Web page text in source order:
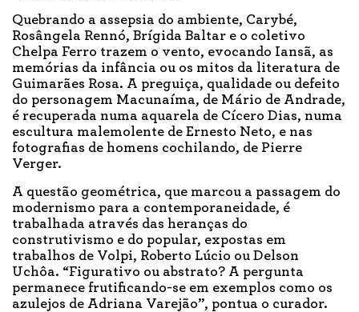
Quebrando a assepsia do ambiente, Carybé,
Rosângela Rennó, Brígida Baltar e o coletivo
Chelpa Ferro trazem o vento, evocando Iansã, as
memórias da infância ou os mitos da literatura de
Guimarães Rosa. A preguiça, qualidade ou defeito
do personagem Macunaíma, de Mário de Andrade,
é recuperada numa aquarela de Cícero Dias, numa
escultura malemolente de Ernesto Neto, e nas
fotografias de homens cochilando, de Pierre
Verger.
A questão geométrica, que marcou a passagem do
modernismo para a contemporaneidade, é
trabalhada através das heranças do
construtivismo e do popular, expostas em
trabalhos de Volpi, Roberto Lúcio ou Delson
Uchôa. “Figurativo ou abstrato? A pergunta
permanece frutificando-se em exemplos como os
azulejos de Adriana Varejão”, pontua o curador.